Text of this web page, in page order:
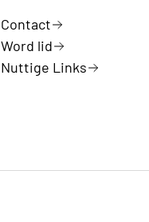
Contact
Word lid
Nuttige Links